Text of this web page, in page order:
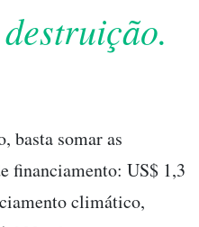
basta somar as
financiamento: US$ 1,3
climático,